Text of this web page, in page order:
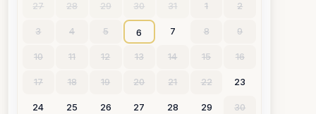
27 28 29 30 31 1 2
3 4 5 6 7 8 9
10 11 12 13 14 15 16
17 18 19 20 21 22 23
24 25 26 27 28 29 30